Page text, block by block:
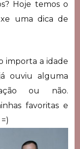
Hoje temos o
uma dica de
importa a idade
ouviu alguma
ou não.
favoritas e